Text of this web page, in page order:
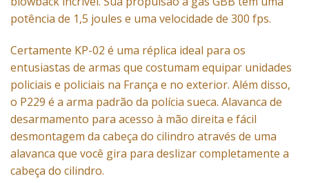
potência de 1,5 joules e uma velocidade de 300 fps.
Certamente KP-02 é uma réplica ideal para os
entusiastas de armas que costumam equipar unidades
policiais e policiais na França e no exterior. Além disso,
o P229 é a arma padrão da polícia sueca. Alavanca de
desarmamento para acesso à mão direita e fácil
desmontagem da cabeça do cilindro através de uma
alavanca que você gira para deslizar completamente a
cabeça do cilindro.